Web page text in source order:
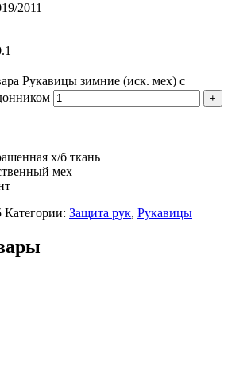
2011
Рукавицы зимние (иск. мех) с
х/б ткань
мех
Категории: Защита рук, Рукавицы